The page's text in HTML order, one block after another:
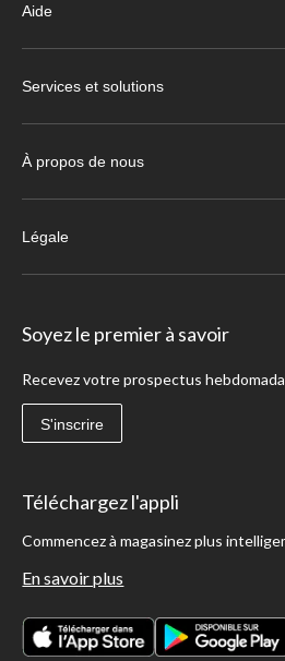
Aide
Services et solutions
À propos de nous
Légale
Soyez le premier à savoir
Recevez votre prospectus
S'inscrire
Téléchargez l'appli
Commencez à magasinez plus
En savoir plus